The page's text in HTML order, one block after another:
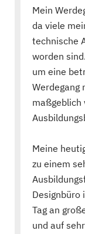
Mein
da viele
technische
worden
um eine
Werdegang
maßgeblich
Meine
zu einem
Designbüro
Tag an
und auf